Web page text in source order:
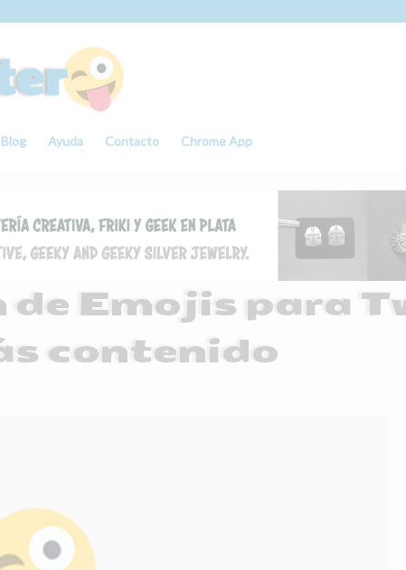
Blog Ayuda Contacto Chrome App
de Emojis para
contenido